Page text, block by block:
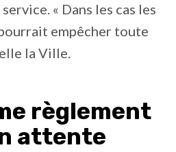
« Dans les cas les
empêcher toute
la Ville.
règlement
attente